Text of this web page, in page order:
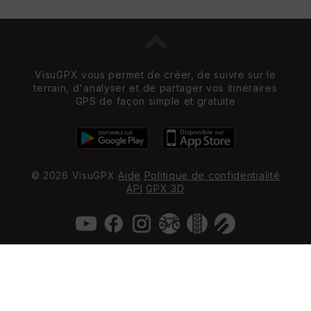
VisuGPX vous permet de créer, de suivre sur le
terrain, d'analyser et de partager vos itinéraires
GPS de façon simple et gratuite
© 2026 VisuGPX Aide Politique de confidentialité
API GPX 3D